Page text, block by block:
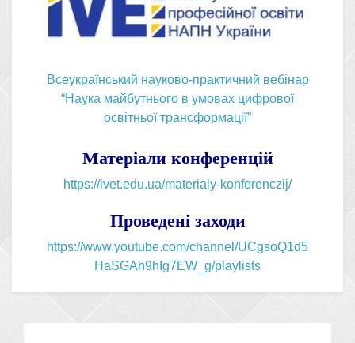
Всеукраїнський науково-практичний вебінар
“Наука майбутнього в умовах цифрової
освітньої трансформації”
Матеріали конференцій
https://ivet.edu.ua/materialy-konferenczij/
Проведені заходи
https://www.youtube.com/channel/UCgsoQ1d5
HaSGAh9hIg7EW_g/playlists